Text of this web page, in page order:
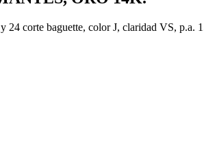
corte baguette, color J, claridad VS, p.a.